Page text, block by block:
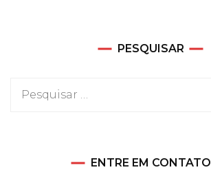
PESQUISAR
Pesquisar
ENTRE EM CONTATO